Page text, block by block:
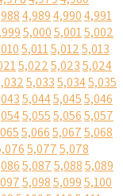
4,9894,9904,991
5,0005,0015,002
5,0115,0125,013
5,0225,0235,024
5,0335,0345,035
5,0445,0455,046
5,0555,0565,057
5,0665,0675,068
5,0775,078
5,0875,0885,089
5,0985,0995,100